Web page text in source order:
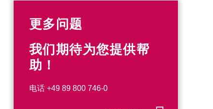
更多问题
我们期待为您提供帮
助！
电话 +49 89 800 746-0